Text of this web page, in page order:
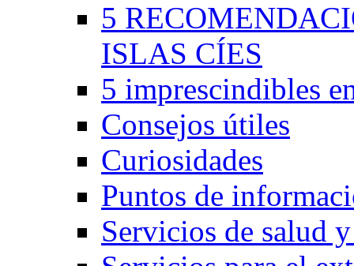
5
ISLAS CÍES
5 imprescindibles
Consejos útiles
Curiosidades
Puntos de
Servicios de salud